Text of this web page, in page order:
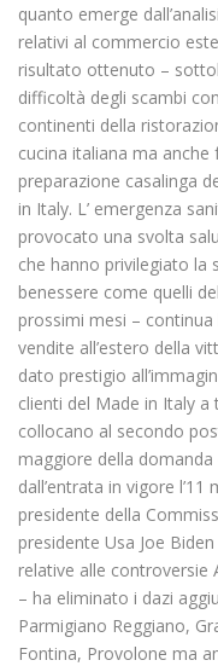
quanto emerge
relativi al commercio
risultato ottenuto –
difficoltà degli scambi
continenti della
cucina italiana ma
preparazione casalinga
in Italy. L’ emergenza
provocato una svolta
che hanno privilegiato la
benessere come quelli
prossimi mesi –
vendite all’estero della
dato prestigio
clienti del Made in Italy
collocano al secondo
maggiore della
dall’entrata in vigore
presidente della
presidente Usa Joe
relative alle controversie
– ha eliminato i dazi
Parmigiano Reggiano,
Fontina, Provolone ma